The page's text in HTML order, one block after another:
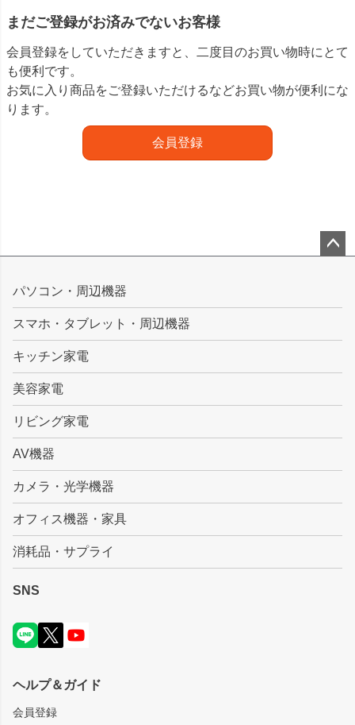
まだご登録がお済みでないお客様
会員登録をしていただきますと、二度目のお買い物時にとて
も便利です。
お気に入り商品をご登録いただけるなどお買い物が便利にな
ります。
会員登録
ップ
パソコン・周辺機器
スマホ・タブレット・周辺機器
キッチン家電
美容家電
リビング家電
AV機器
カメラ・光学機器
オフィス機器・家具
消耗品・サプライ
SNS
ヘルプ＆ガイド
会員登録